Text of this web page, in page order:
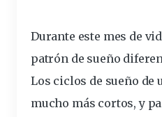
Durante este mes de
patrón de sueño
Los ciclos de sueño de
mucho más cortos, y